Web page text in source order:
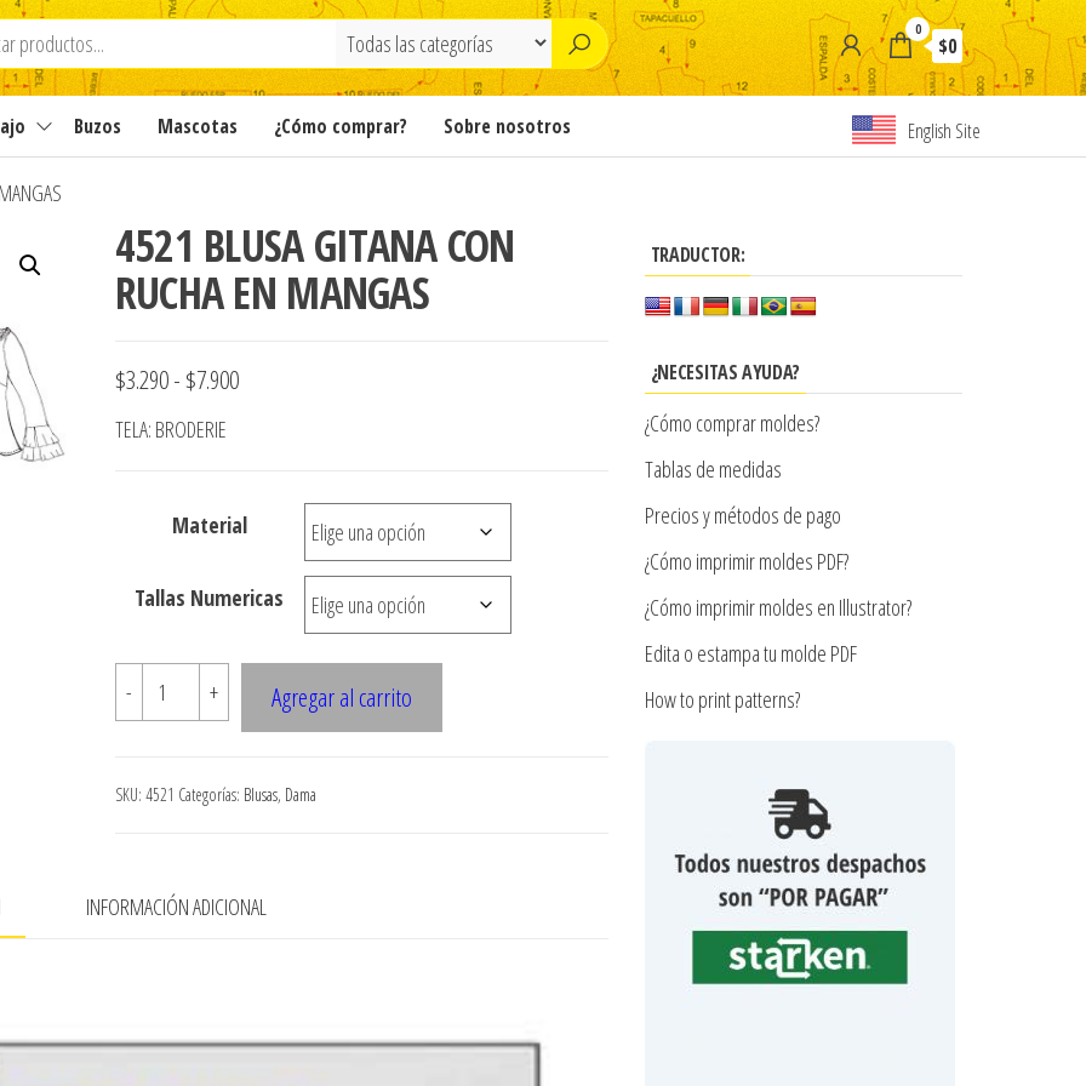
0
$0
Buzos Mascotas ¿Cómo comprar? Sobre nosotros English Site
4521 BLUSA GITANA CON
RUCHA EN MANGAS
$3.290- $7.900Rango
$3.290
TELA: BRODERIE
Material
Tallas Numericas
-
4521
BLUSA
CON
cantidad
+ Agregar al carrito
SKU: 4521 Categorías: Blusas, Dama
INFORMACIÓN ADICIONAL
TRADUCTOR:
¿NECESITAS AYUDA?
¿Cómo comprar moldes?
Tablas de medidas
Precios y métodos de pago
¿Cómo imprimir moldes PDF?
¿Cómo imprimir moldes en Illustrator?
Edita o estampa tu molde PDF
How to print patterns?